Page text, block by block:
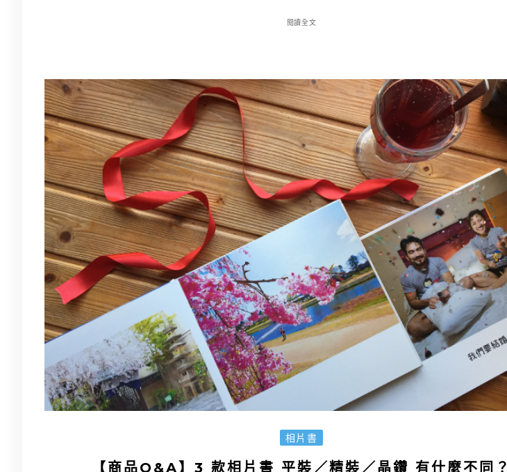
閱讀全文
相片書
【商品Q&A】3 款相片書 平裝／精裝／晶鑽 有什麼不同？